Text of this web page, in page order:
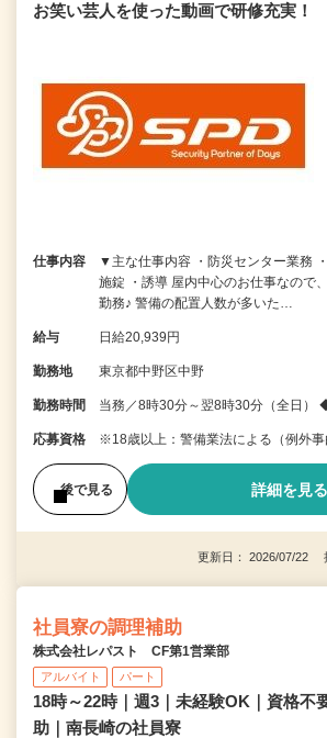
お笑い芸人を使った動画で研修充実！
仕事内容
▼主な仕事内容 ・防災センター業務
施錠 ・誘導 屋内中心のお仕事なので
勤務♪ 警備の配置人数が多いた…
給与 日給20,939円
勤務地 東京都中野区中野
勤務時間 当務／8時30分～翌8時30分（全日）
応募資格 ※18歳以上：警備業法による（例外事
後で見る 詳細を見る
更新日： 2026/07/22
社員寮の調理補助
株式会社レパスト CF第1営業部
アルバイト パート
18時～22時｜週3｜未経験OK｜資格不
助｜南長崎の社員寮